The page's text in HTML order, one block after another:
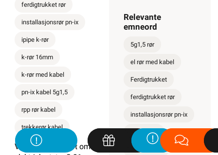
ferdigtrukket rør
installasjonsrør pn-ix
ipipe k-rør
k-rør 16mm
k-rør med kabel
pn-ix kabel 5g1,5
rpp rør kabel
trekkerør kabel
Vi er etter Forskrift om
Relevante
emneord
5g1,5 rør
el rør med kabel
Ferdigtrukket
ferdigtrukket rør
installasjonsrør pn-ix
ipipe k-rør
k-rør 16mm